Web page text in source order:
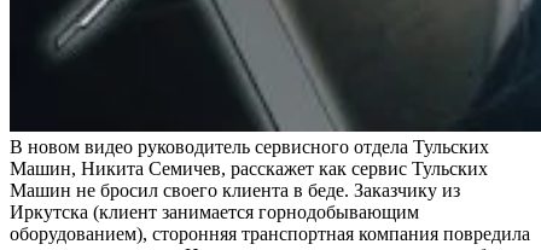
В новом видео руководитель сервисного отдела Тульских
Машин, Никита Семичев, расскажет как сервис Тульских
Машин не бросил своего клиента в беде. Заказчику из
Иркутска (клиент занимается горнодобывающим
оборудованием), сторонняя транспортная компания повредила